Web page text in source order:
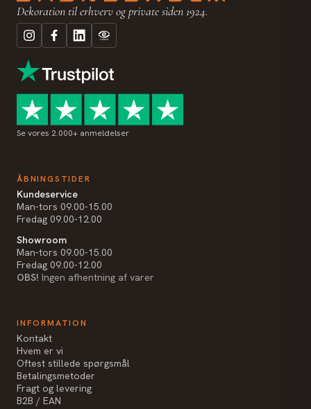
Dekoration til erhverv og private siden 1924.
Se vores 2.000+ anmeldelser
ÅBNINGSTIDER
Kundeservice
Man-tors 09.00-15.00
Fredag 09.00-12.00
Showroom
Man-tors 09.00-15.00
Fredag 09.00-12.00
OBS! Ingen afhentning af varer
INFORMATION
Kontakt
Hvem er vi
Oftest stillede spørgsmål
Betalingsmetoder
Fragt og levering
B2B / EAN